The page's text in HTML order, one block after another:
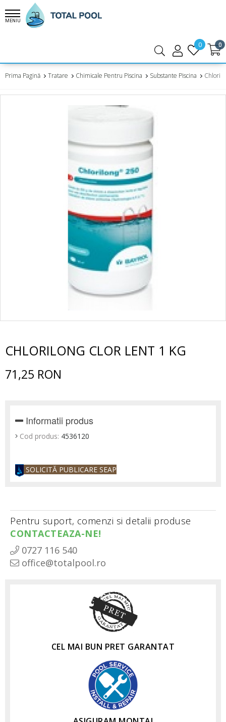
MENIU
0 0
Prima Pagină Tratare Chimicale Pentru Piscina Substante Piscina
CHLORILONG CLOR LENT 1 KG
71,25 RON
Informatii produs
Cod produs: 4536120
SOLICITĂ PUBLICARE SEAP
Pentru suport, comenzi si detalii produse
CONTACTEAZA-NE!
0727 116 540
office@totalpool.ro
CEL MAI BUN PRET GARANTAT